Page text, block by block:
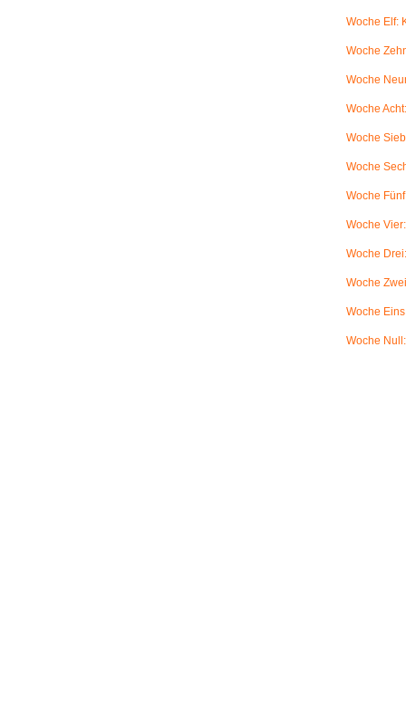
Woche Elf:
Woche
Woche
Woche
Woche
Woche
Woche
Woche
Woche
Woche
Woche
Woche